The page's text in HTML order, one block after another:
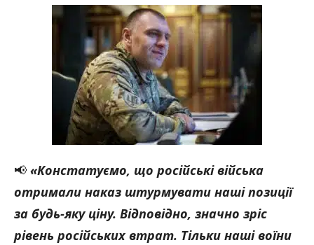
📢 «Констатуємо, що російські війська
отримали наказ штурмувати наші позиції
за будь-яку ціну. Відповідно, значно зріс
рівень російських втрат. Тільки наші воїни